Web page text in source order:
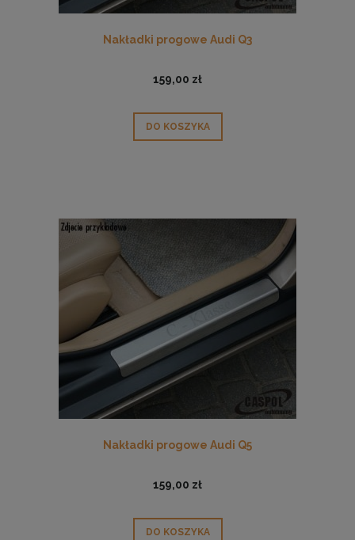
Nakładki progowe Audi Q3
159,00 zł
DO KOSZYKA
Nakładki progowe Audi Q5
159,00 zł
DO KOSZYKA